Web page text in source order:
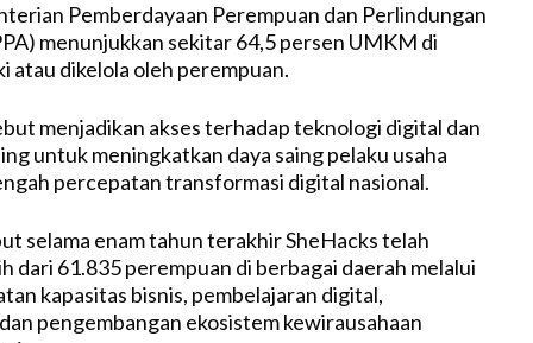
Pemberdayaan Perempuan dan Perlindungan
menunjukkan sekitar 64,5 persen UMKM di
atau dikelola oleh perempuan.
menjadikan akses terhadap teknologi digital dan
untuk meningkatkan daya saing pelaku usaha
percepatan transformasi digital nasional.
selama enam tahun terakhir SheHacks telah
dari 61.835 perempuan di berbagai daerah melalui
kapasitas bisnis, pembelajaran digital,
pengembangan ekosistem kewirausahaan